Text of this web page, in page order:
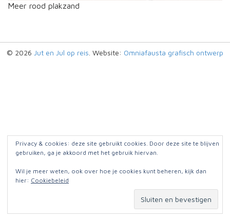
Meer rood plakzand
© 2026 Jut en Jul op reis . Website: Omniafausta grafisch ontwerp
Privacy & cookies: deze site gebruikt cookies. Door deze site te blijven
gebruiken, ga je akkoord met het gebruik hiervan.
Wil je meer weten, ook over hoe je cookies kunt beheren, kijk dan
hier: Cookiebeleid